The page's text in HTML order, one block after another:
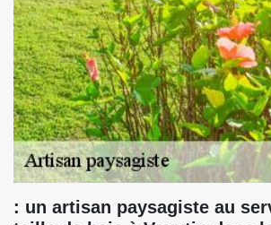
: un artisan paysagiste au